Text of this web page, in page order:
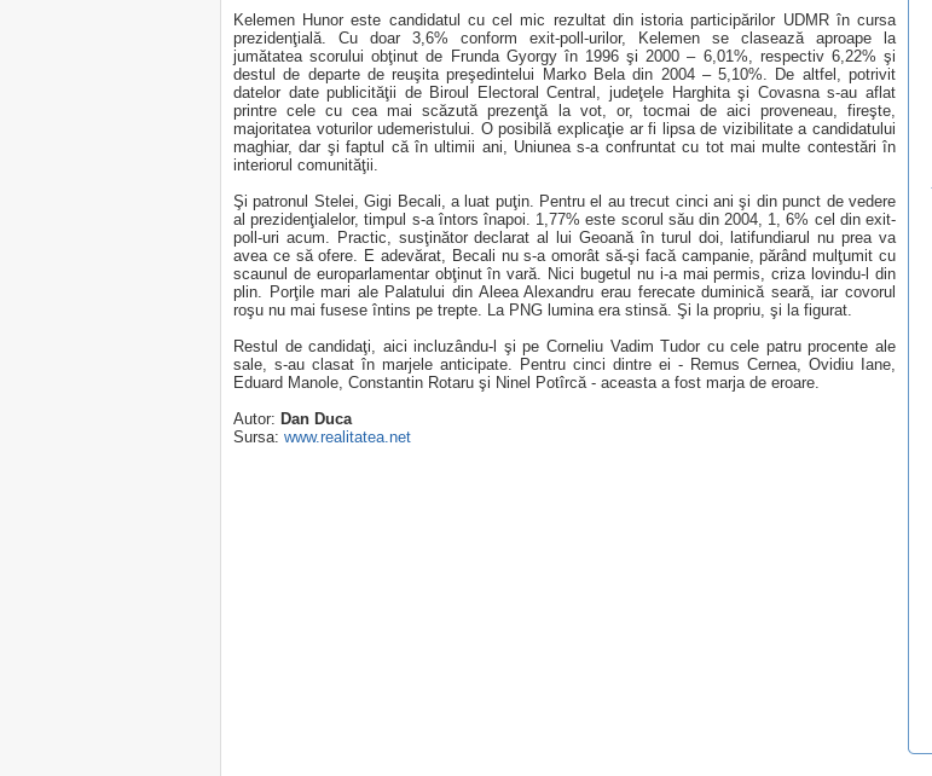
Kelemen Hunor este candidatul cu cel mic rezultat din istoria participărilor UDMR în cursa
prezidenţială. Cu doar 3,6% conform exit-poll-urilor, Kelemen se clasează aproape la
jumătatea scorului obţinut de Frunda Gyorgy în 1996 şi 2000 – 6,01%, respectiv 6,22% şi
destul de departe de reuşita preşedintelui Marko Bela din 2004 – 5,10%. De altfel, potrivit
datelor date publicităţii de Biroul Electoral Central, judeţele Harghita şi Covasna s-au aflat
printre cele cu cea mai scăzută prezenţă la vot, or, tocmai de aici proveneau, fireşte,
majoritatea voturilor udemeristului. O posibilă explicaţie ar fi lipsa de vizibilitate a candidatului
maghiar, dar şi faptul că în ultimii ani, Uniunea s-a confruntat cu tot mai multe contestări în
interiorul comunităţii.
Şi patronul Stelei, Gigi Becali, a luat puţin. Pentru el au trecut cinci ani şi din punct de vedere
al prezidenţialelor, timpul s-a întors înapoi. 1,77% este scorul său din 2004, 1, 6% cel din exit-
poll-uri acum. Practic, susţinător declarat al lui Geoană în turul doi, latifundiarul nu prea va
avea ce să ofere. E adevărat, Becali nu s-a omorât să-şi facă campanie, părând mulţumit cu
scaunul de europarlamentar obţinut în vară. Nici bugetul nu i-a mai permis, criza lovindu-l din
plin. Porţile mari ale Palatului din Aleea Alexandru erau ferecate duminică seară, iar covorul
roşu nu mai fusese întins pe trepte. La PNG lumina era stinsă. Şi la propriu, şi la figurat.
Restul de candidaţi, aici incluzându-l şi pe Corneliu Vadim Tudor cu cele patru procente ale
sale, s-au clasat în marjele anticipate. Pentru cinci dintre ei - Remus Cernea, Ovidiu Iane,
Eduard Manole, Constantin Rotaru şi Ninel Potîrcă - aceasta a fost marja de eroare.
Autor: Dan Duca
Sursa: www.realitatea.net